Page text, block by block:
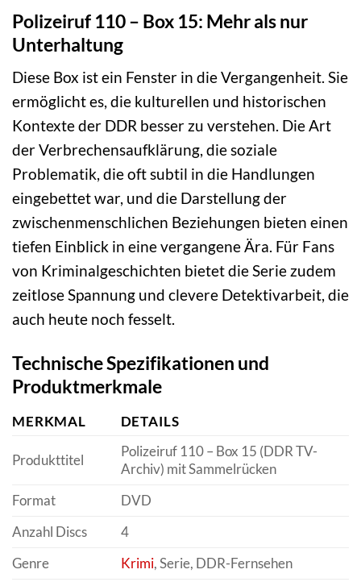
Polizeiruf 110 – Box 15: Mehr als nur
Unterhaltung
Diese Box ist ein Fenster in die Vergangenheit. Sie
ermöglicht es, die kulturellen und historischen
Kontexte der DDR besser zu verstehen. Die Art
der Verbrechensaufklärung, die soziale
Problematik, die oft subtil in die Handlungen
eingebettet war, und die Darstellung der
zwischenmenschlichen Beziehungen bieten einen
tiefen Einblick in eine vergangene Ära. Für Fans
von Kriminalgeschichten bietet die Serie zudem
zeitlose Spannung und clevere Detektivarbeit, die
auch heute noch fesselt.
Technische Spezifikationen und
Produktmerkmale
MERKMAL DETAILS
Produkttitel
Polizeiruf 110 – Box 15 (DDR TV-
Archiv) mit Sammelrücken
Format
DVD
Anzahl Discs
4
Genre
Krimi, Serie, DDR-Fernsehen